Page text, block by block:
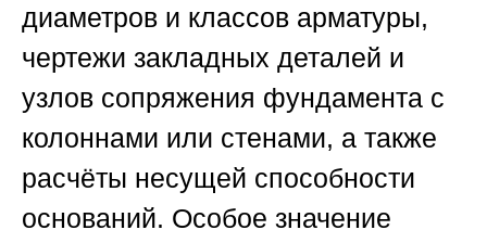
диаметров и классов арматуры,
чертежи закладных деталей и
узлов сопряжения фундамента с
колоннами или стенами, а также
расчёты несущей способности
оснований. Особое значение